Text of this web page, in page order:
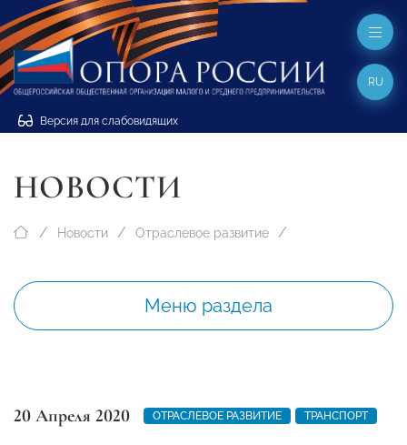
Версия для слабовидящих
RU
НОВОСТИ
Новости Отраслевое развитие
Меню раздела
20 Апреля 2020 ОТРАСЛЕВОЕ РАЗВИТИЕ ТРАНСПОРТ